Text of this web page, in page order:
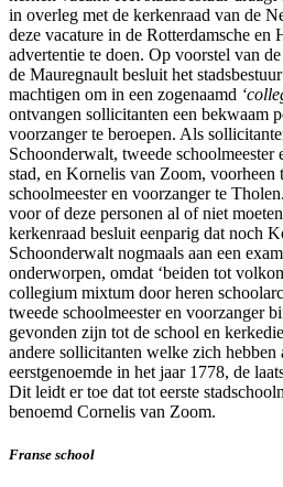
in overleg met de kerkenraad van de
deze vacature in de Rotterdamsche en
advertentie te doen. Op voorstel van
de Mauregnault besluit het
machtigen om in een zogenaamd
ontvangen sollicitanten een bekwaam
voorzanger te beroepen. Als
Schoonderwalt, tweede schoolmeester
stad, en Kornelis van Zoom, voorheen
schoolmeester en voorzanger te
voor of deze personen al of niet
kerkenraad besluit eenparig dat noch
Schoonderwalt nogmaals aan een
onderworpen, omdat ‘beiden tot
collegium mixtum door heren
tweede schoolmeester en voorzanger
gevonden zijn tot de school en
andere sollicitanten welke zich hebben
eerstgenoemde in het jaar 1778, de
Dit leidt er toe dat tot eerste
benoemd Cornelis van Zoom.
Franse school